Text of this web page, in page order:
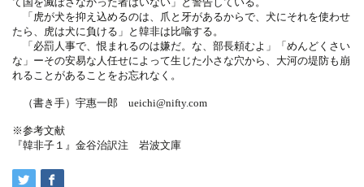
「虎が犬を抑え込めるのは、爪と牙があるからで、犬にそれを使わせ
たら、虎は犬に負ける」と韓非は比喩する。
「必罰人事で、恨まれるのは嫌だ。な、部長頼むよ」「めんどくさい
な」ーその安易な人任せによって生じた小さな穴から、大河の堤防も崩
れることがあることをお忘れなく。
（書き手）宇惠一郎 ueichi@nifty.com
※参考文献
『韓非子１』金谷治訳注 岩波文庫